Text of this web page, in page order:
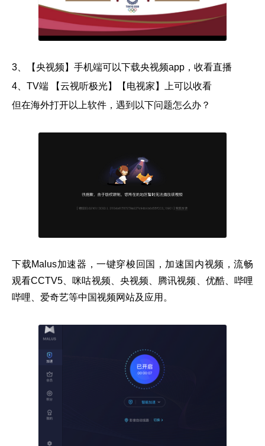
3、【央视频】手机端可以下载央视频app，收看直播
4、TV端 【云视听极光】【电视家】上可以收看
但在海外打开以上软件，遇到以下问题怎么办？
下载Malus加速器，一键穿梭回国，加速国内视频，流畅
观看CCTV5、咪咕视频、央视频、腾讯视频、优酷、哔哩
哔哩、爱奇艺等中国视频网站及应用。